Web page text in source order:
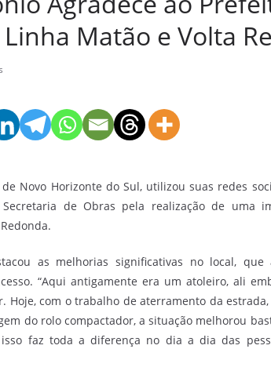
Matão e Volta
Novo Horizonte do Sul, utilizou suas redes
de Obras pela realização de uma
as melhorias significativas no local, que
“Aqui antigamente era um atoleiro, ali
com o trabalho de aterramento da
do rolo compactador, a situação melhorou
faz toda a diferença no dia a dia das